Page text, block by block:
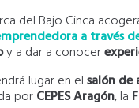
del Bajo Cinca
a través
y a dar a conocer
lugar en elsalón de
porCEPES Aragón, la